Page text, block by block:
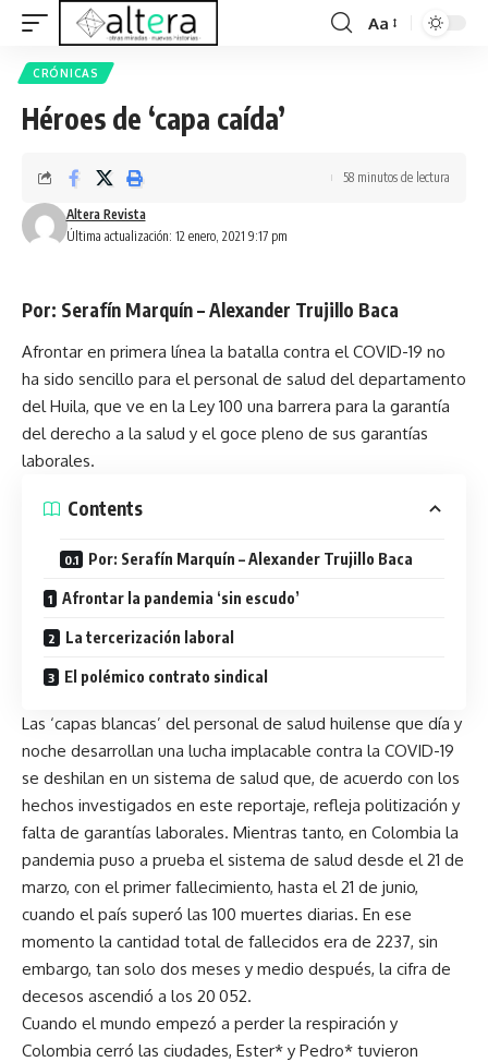
Aa
CRÓNICAS
Héroes de ‘capa caída’
Última actualización: 12 enero, 2021 9:17 pm
Altera Revista
58 minutos de lectura
Por: Serafín Marquín – Alexander Trujillo Baca
Afrontar en primera línea la batalla contra el COVID-19 no
ha sido sencillo para el personal de salud del departamento
del Huila, que ve en la Ley 100 una barrera para la garantía
del derecho a la salud y el goce pleno de sus garantías
laborales.
Contents
Por: Serafín Marquín – Alexander Trujillo Baca
Afrontar la pandemia ‘sin escudo’
La tercerización laboral
El polémico contrato sindical
Las ‘capas blancas’ del personal de salud huilense que día y
noche desarrollan una lucha implacable contra la COVID-19
se deshilan en un sistema de salud que, de acuerdo con los
hechos investigados en este reportaje, refleja politización y
falta de garantías laborales. Mientras tanto, en Colombia la
pandemia puso a prueba el sistema de salud desde el 21 de
marzo, con el primer fallecimiento, hasta el 21 de junio,
cuando el país superó las 100 muertes diarias. En ese
momento la cantidad total de fallecidos era de 2237, sin
embargo, tan solo dos meses y medio después, la cifra de
decesos ascendió a los 20 052.
Cuando el mundo empezó a perder la respiración y
Colombia cerró las ciudades, Ester* y Pedro* tuvieron